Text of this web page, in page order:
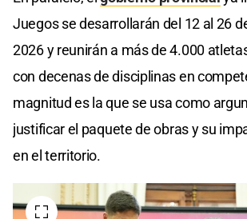
Juegos se desarrollarán del 12 al 26
2026 y reunirán a más de 4.000
con decenas de disciplinas en
magnitud es la que se usa como
justificar el paquete de obras y su
en el territorio.